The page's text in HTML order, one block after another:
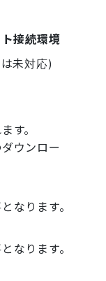
接続環境
未対応)
す。
ウンロー
なります。
なります。